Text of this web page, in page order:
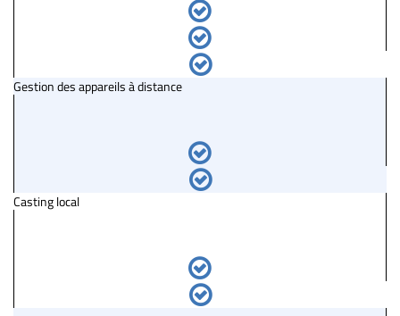
Gestion des appareils à distance
Casting local